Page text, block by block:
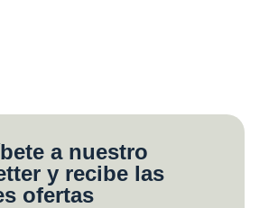
a nuestro
y recibe las
ofertas